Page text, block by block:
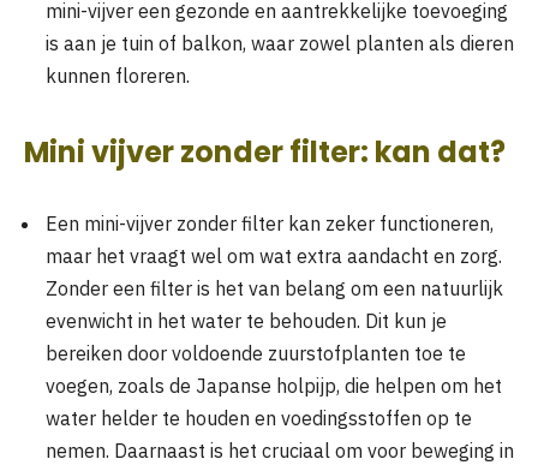
mini-vijver een gezonde en aantrekkelijke toevoeging
is aan je tuin of balkon, waar zowel planten als dieren
kunnen floreren.
Mini vijver zonder filter: kan dat?
Een mini-vijver zonder filter kan zeker functioneren,
maar het vraagt wel om wat extra aandacht en zorg.
Zonder een filter is het van belang om een natuurlijk
evenwicht in het water te behouden. Dit kun je
bereiken door voldoende zuurstofplanten toe te
voegen, zoals de Japanse holpijp, die helpen om het
water helder te houden en voedingsstoffen op te
nemen. Daarnaast is het cruciaal om voor beweging in